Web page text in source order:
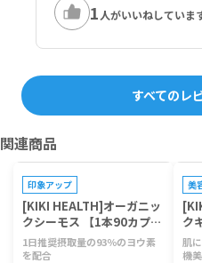
1 人がいいねしていま
すべてのレ
関連商品
プレゼントキャンペーン対象
印象アップ
[KIKI HEALTH]オーガニッ
クシーモス 【1本90カプセ
ル】
1日推奨摂取量の93％のヨウ素
を配合
美
ク
肌
機